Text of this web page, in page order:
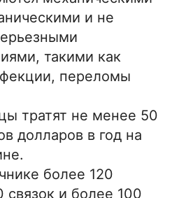
и не
такими как
переломы
тратят не менее 50
долларов в год на
более 120
и более 100